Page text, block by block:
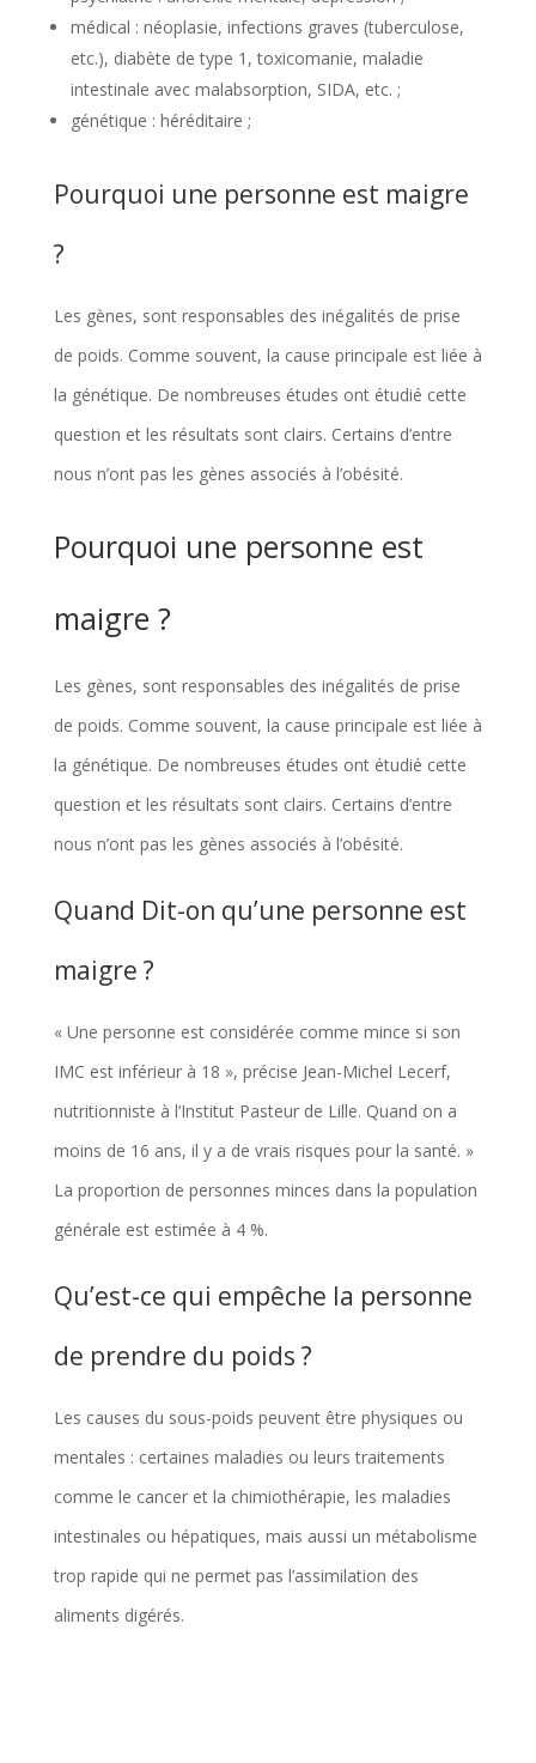
médical : néoplasie, infections graves (tuberculose,
etc.), diabète de type 1, toxicomanie, maladie
intestinale avec malabsorption, SIDA, etc. ;
génétique : héréditaire ;
Pourquoi une personne est maigre
?
Les gènes, sont responsables des inégalités de prise
de poids. Comme souvent, la cause principale est liée à
la génétique. De nombreuses études ont étudié cette
question et les résultats sont clairs. Certains d’entre
nous n’ont pas les gènes associés à l’obésité.
Pourquoi une personne est
maigre ?
Les gènes, sont responsables des inégalités de prise
de poids. Comme souvent, la cause principale est liée à
la génétique. De nombreuses études ont étudié cette
question et les résultats sont clairs. Certains d’entre
nous n’ont pas les gènes associés à l’obésité.
Quand Dit-on qu’une personne est
maigre ?
« Une personne est considérée comme mince si son
IMC est inférieur à 18 », précise Jean-Michel Lecerf,
nutritionniste à l’Institut Pasteur de Lille. Quand on a
moins de 16 ans, il y a de vrais risques pour la santé. »
La proportion de personnes minces dans la population
générale est estimée à 4 %.
Qu’est-ce qui empêche la personne
de prendre du poids ?
Les causes du sous-poids peuvent être physiques ou
mentales : certaines maladies ou leurs traitements
comme le cancer et la chimiothérapie, les maladies
intestinales ou hépatiques, mais aussi un métabolisme
trop rapide qui ne permet pas l’assimilation des
aliments digérés.